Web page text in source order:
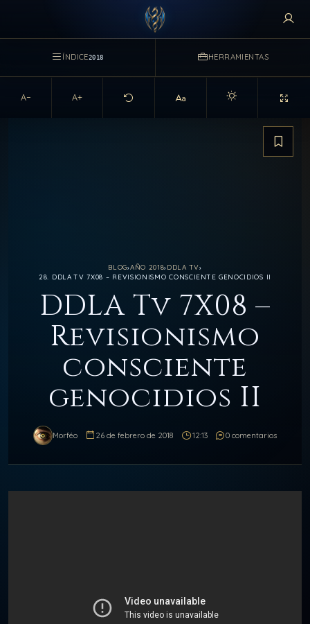
ÍNDICE2018 HERRAMIENTAS
BLOG›AÑO 2018› DDLA TV›
28. DDLA TV 7X08 – REVISIONISMO CONSCIENTE GENOCIDIOS II
DDLA Tv 7X08 –
Revisionismo
consciente
genocidios II
Morféo 26 de febrero de 2018 12:13 0 comentarios
A− A+
Activar modo claro